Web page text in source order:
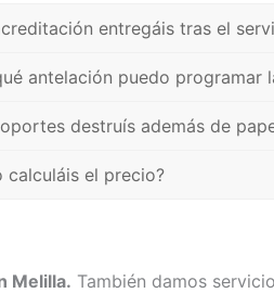
entregáis tras el
antelación puedo programar
destruís además de
calculáis el precio?
Melilla. También damos